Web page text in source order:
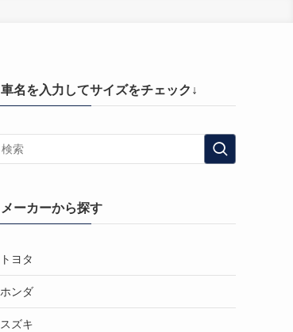
車名を入力してサイズをチェック↓
メーカーから探す
トヨタ
ホンダ
スズキ